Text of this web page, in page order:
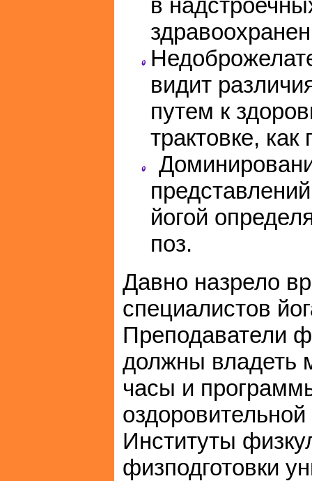
в
видит
путем к
трактовке, как
йогой
поз.
Давно назрело
специалистов
Преподаватели
должны владеть
часы и
оздоровительной
Институты
физподготовки